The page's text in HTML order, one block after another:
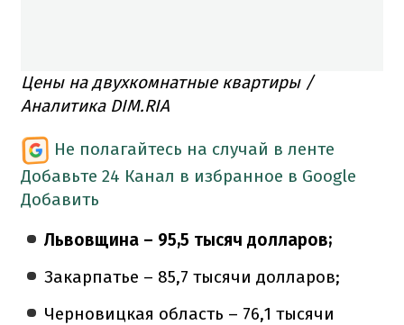
Цены на двухкомнатные квартиры /
Аналитика DIM.RIA
Не полагайтесь на случай в ленте
Добавьте 24 Канал в избранное в Google
Добавить
Львовщина – 95,5 тысяч долларов;
Закарпатье – 85,7 тысячи долларов;
Черновицкая область – 76,1 тысячи